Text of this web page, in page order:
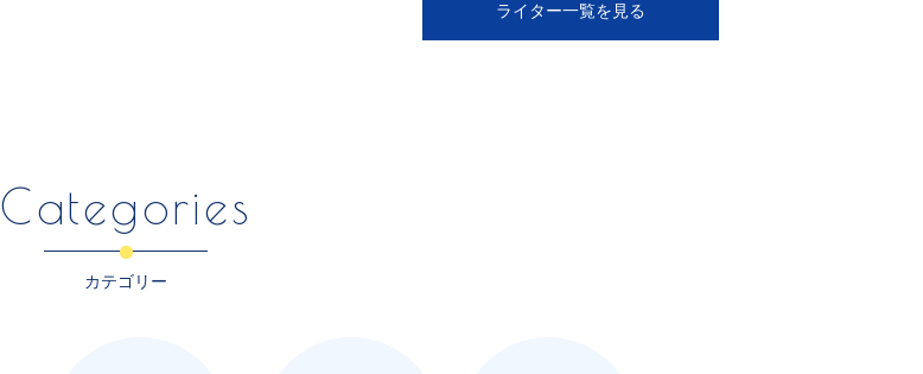
ライター一覧を見る
Categories
カテゴリー